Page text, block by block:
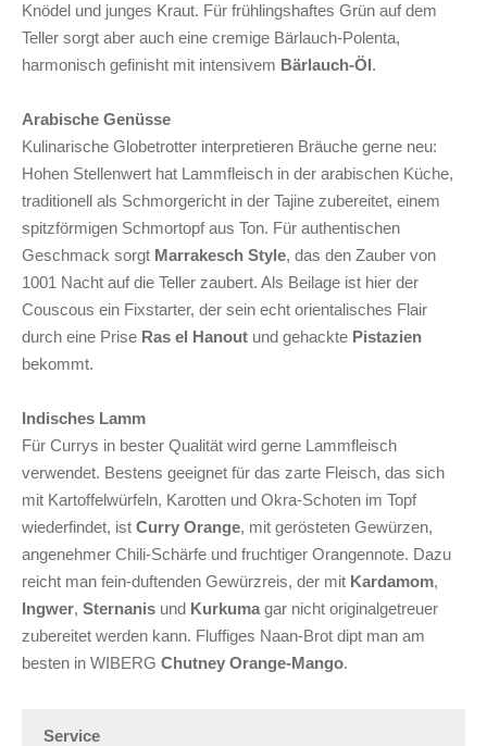
Knödel und junges Kraut. Für frühlingshaftes Grün auf dem
Teller sorgt aber auch eine cremige Bärlauch-Polenta,
harmonisch gefinisht mit intensivem Bärlauch-Öl.
Arabische Genüsse
Kulinarische Globetrotter interpretieren Bräuche gerne neu:
Hohen Stellenwert hat Lammfleisch in der arabischen Küche,
traditionell als Schmorgericht in der Tajine zubereitet, einem
spitzförmigen Schmortopf aus Ton. Für authentischen
Geschmack sorgt Marrakesch Style, das den Zauber von
1001 Nacht auf die Teller zaubert. Als Beilage ist hier der
Couscous ein Fixstarter, der sein echt orientalisches Flair
durch eine Prise Ras el Hanout und gehackte Pistazien
bekommt.
Indisches Lamm
Für Currys in bester Qualität wird gerne Lammfleisch
verwendet. Bestens geeignet für das zarte Fleisch, das sich
mit Kartoffelwürfeln, Karotten und Okra-Schoten im Topf
wiederfindet, ist Curry Orange, mit gerösteten Gewürzen,
angenehmer Chili-Schärfe und fruchtiger Orangennote. Dazu
reicht man fein-duftenden Gewürzreis, der mit Kardamom,
Ingwer, Sternanis und Kurkuma gar nicht originalgetreuer
zubereitet werden kann. Fluffiges Naan-Brot dipt man am
besten in WIBERG Chutney Orange-Mango.
Service